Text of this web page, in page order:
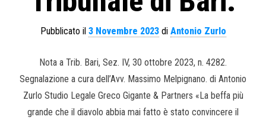
Pubblicato il 3 Novembre 2023di Antonio Zurlo
Nota a Trib. Bari, Sez. IV, 30 ottobre 2023, n. 4282.
Segnalazione a cura dell’Avv. Massimo Melpignano. di Antonio
Zurlo Studio Legale Greco Gigante & Partners «La beffa più
grande che il diavolo abbia mai fatto è stato convincere il